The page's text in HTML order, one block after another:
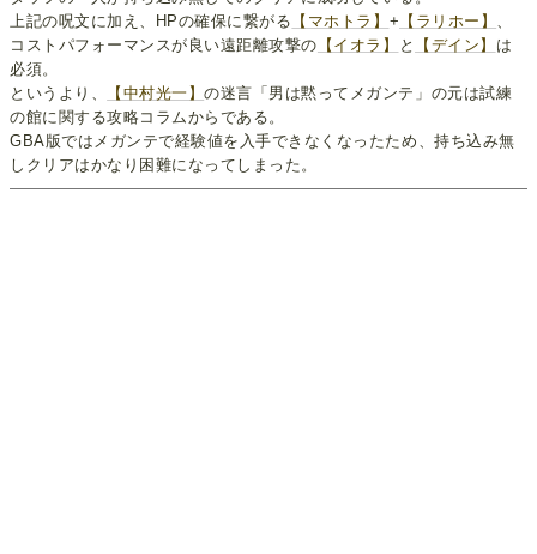
上記の呪文に加え、HPの確保に繋がる 【マホトラ】 + 【ラリホー】
コストパフォーマンスが良い遠距離攻撃の 【イオラ】 と 【デイン】 は
必須。
というより、
【中村光一】の迷言「男は黙ってメガンテ」の元は試練
の館に関する攻略コラムからである。
GBA版ではメガンテで経験値を入手できなくなったため、持ち込み無
しクリアはかなり困難になってしまった。